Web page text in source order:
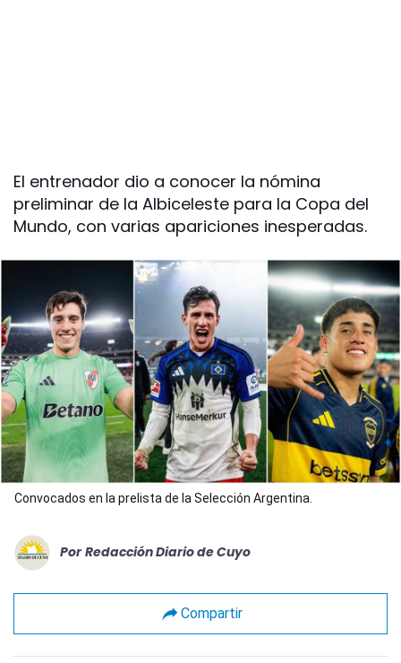
El entrenador dio a conocer la nómina
preliminar de la Albiceleste para la Copa del
Mundo, con varias apariciones inesperadas.
Convocados en la prelista de la Selección Argentina.
Por Redacción Diario de Cuyo
Compartir